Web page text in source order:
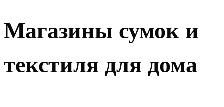
Магазины сумок и
текстиля для дома